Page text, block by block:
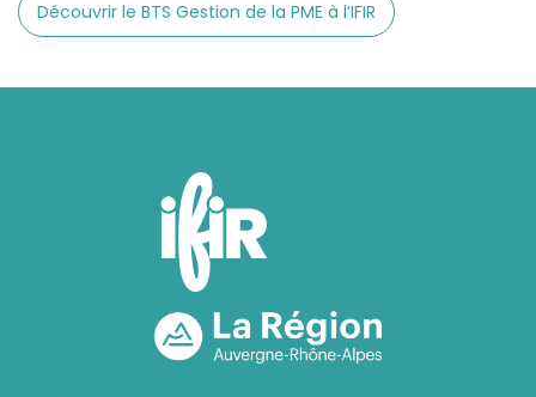
Découvrir le BTS Gestion de la PME à l’IFIR